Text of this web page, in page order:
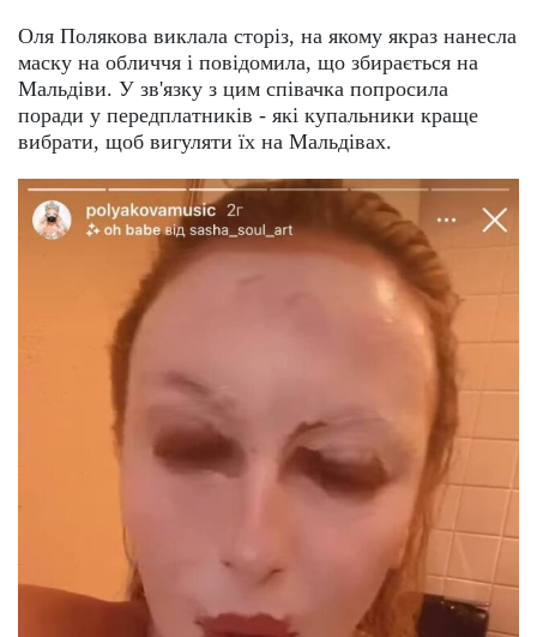
Оля Полякова виклала сторіз, на якому якраз нанесла
маску на обличчя і повідомила, що збирається на
Мальдіви. У зв'язку з цим співачка попросила
поради у передплатників - які купальники краще
вибрати, щоб вигуляти їх на Мальдівах.